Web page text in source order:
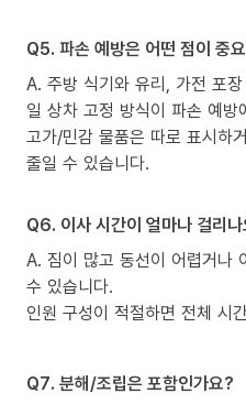
Q5. 파손 예방은 어떤 점이 중
A. 주방 식기와 유리, 가전 포
일 상차 고정 방식이 파손 예방
고가/민감 물품은 따로 표시하
줄일 수 있습니다.
Q6. 이사 시간이 얼마나 걸리
A. 짐이 많고 동선이 어렵거나
수 있습니다.
인원 구성이 적절하면 전체 시
Q7. 분해/조립은 포함인가요?